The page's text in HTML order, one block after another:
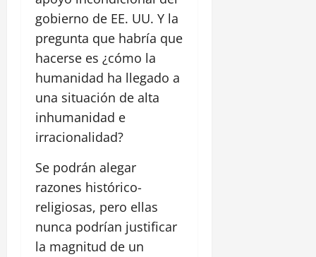
gobierno de EE. UU. Y la
pregunta que habría que
hacerse es ¿cómo la
humanidad ha llegado a
una situación de alta
inhumanidad e
irracionalidad?
Se podrán alegar
razones histórico-
religiosas, pero ellas
nunca podrían justificar
la magnitud de un